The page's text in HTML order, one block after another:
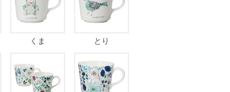
くま とり